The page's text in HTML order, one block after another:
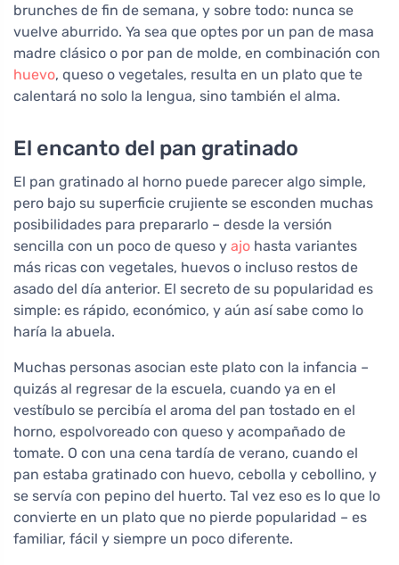
brunches de fin de semana, y sobre todo: nunca se
vuelve aburrido. Ya sea que optes por un pan de masa
madre clásico o por pan de molde, en combinación con
huevo, queso o vegetales, resulta en un plato que te
calentará no solo la lengua, sino también el alma.
El encanto del pan gratinado
El pan gratinado al horno puede parecer algo simple,
pero bajo su superficie crujiente se esconden muchas
posibilidades para prepararlo – desde la versión
sencilla con un poco de queso y ajo hasta variantes
más ricas con vegetales, huevos o incluso restos de
asado del día anterior. El secreto de su popularidad es
simple: es rápido, económico, y aún así sabe como lo
haría la abuela.
Muchas personas asocian este plato con la infancia –
quizás al regresar de la escuela, cuando ya en el
vestíbulo se percibía el aroma del pan tostado en el
horno, espolvoreado con queso y acompañado de
tomate. O con una cena tardía de verano, cuando el
pan estaba gratinado con huevo, cebolla y cebollino, y
se servía con pepino del huerto. Tal vez eso es lo que lo
convierte en un plato que no pierde popularidad – es
familiar, fácil y siempre un poco diferente.